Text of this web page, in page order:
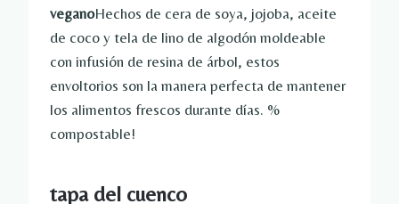
veganoHechos de cera de soya, jojoba, aceite
de coco y tela de lino de algodón moldeable
con infusión de resina de árbol, estos
envoltorios son la manera perfecta de mantener
los alimentos frescos durante días. %
compostable!
tapa del cuenco